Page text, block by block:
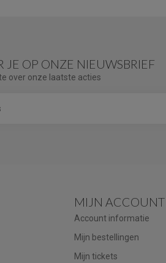
JE OP ONZE NIEUWSBRIEF
over onze laatste acties
MIJN ACCOUNT
Account informatie
Mijn bestellingen
Mijn tickets